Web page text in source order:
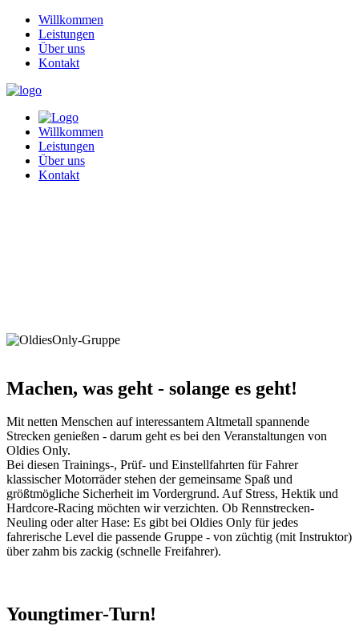
Willkommen
Leistungen
Über uns
Kontakt
Willkommen
Leistungen
Über uns
Kontakt
Machen, was geht - solange es geht!
Mit netten Menschen auf interessantem Altmetall spannende
Strecken genießen - darum geht es bei den Veranstaltungen von
Oldies Only.
Bei diesen Trainings-, Prüf- und Einstellfahrten für Fahrer
klassischer Motorräder stehen der gemeinsame Spaß und
größtmögliche Sicherheit im Vordergrund. Auf Stress, Hektik und
Hardcore-Racing möchten wir verzichten. Ob Rennstrecken-
Neuling oder alter Hase: Es gibt bei Oldies Only für jedes
fahrerische Level die passende Gruppe - von züchtig (mit Instruktor)
über zahm bis zackig (schnelle Freifahrer).
Youngtimer-Turn!